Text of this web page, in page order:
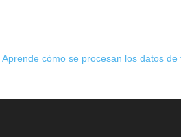
Aprende cómo se procesan los datos de